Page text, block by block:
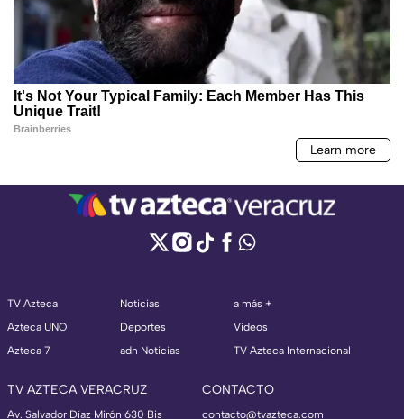
TV Azteca
Azteca UNO
Azteca 7
Noticias
Deportes
adn Noticias
a más +
Videos
TV Azteca Internacional
TV AZTECA VERACRUZ
Av. Salvador Díaz Mirón 630 Bis
CONTACTO
contacto@tvazteca.com